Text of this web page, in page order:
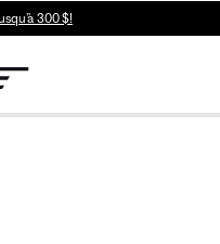
300 $!